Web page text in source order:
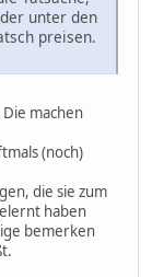
unter den
preisen.
machen
(noch)
die sie zum
haben
bemerken